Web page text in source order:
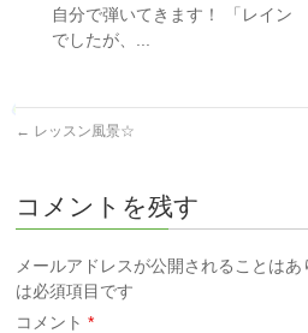
自分で弾いてきます！ 「レイ
でしたが、...
← レッスン風景☆
コメントを残す
メールアドレスが公開されることはあ
は必須項目です
コメント*